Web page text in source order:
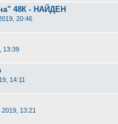
48К - НАЙДЕН
20:46
13:39
14:11
13:21